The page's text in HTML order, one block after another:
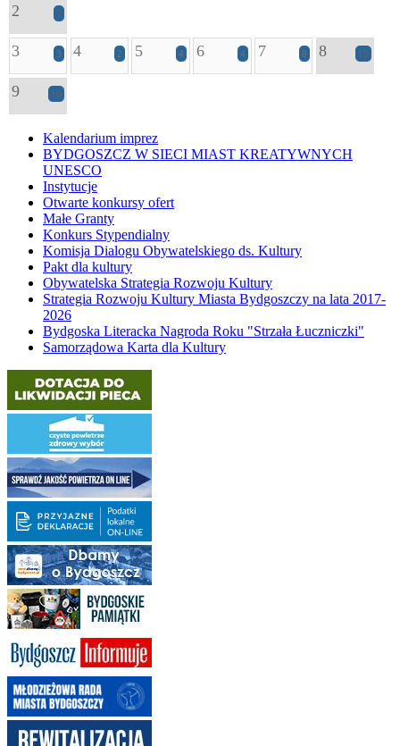
2 7
3 3 4 2 5 4 6 4 7 8 8 10
9 10
Kalendarium imprez
BYDGOSZCZ W SIECI MIAST KREATYWNYCH
UNESCO
Instytucje
Otwarte konkursy ofert
Małe Granty
Konkurs Stypendialny
Komisja Dialogu Obywatelskiego ds. Kultury
Pakt dla kultury
Obywatelska Strategia Rozwoju Kultury
Strategia Rozwoju Kultury Miasta Bydgoszczy na lata 2017-
2026
Bydgoska Literacka Nagroda Roku "Strzała Łuczniczki"
Samorządowa Karta dla Kultury